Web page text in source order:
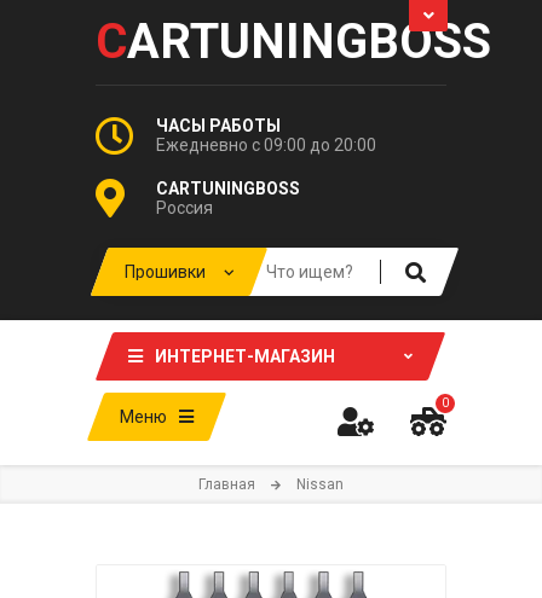
CARTUNINGBOSS
ЧАСЫ РАБОТЫ
Ежедневно с 09:00 до 20:00
CARTUNINGBOSS
Россия
ИНТЕРНЕТ-МАГАЗИН
Меню
0
Главная Nissan